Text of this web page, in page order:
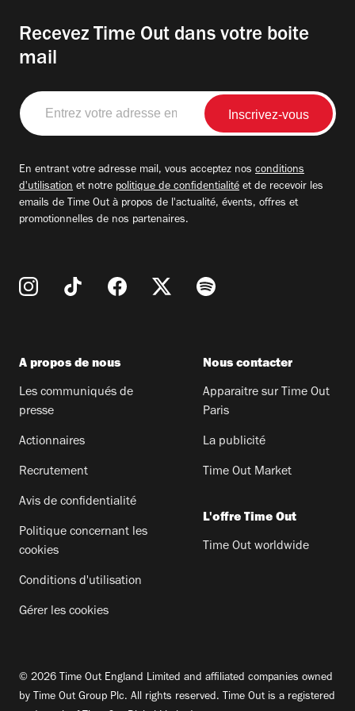
Recevez Time Out dans votre boite
mail
Entrez
votre
adresse
En entrant votre adresse mail, vous acceptez nos conditions
d'utilisation et notre politique de confidentialité et de recevoir les
emails de Time Out à propos de l'actualité, évents, offres et
promotionnelles de nos partenaires.
A propos de nous
Les communiqués de
presse
Actionnaires
Recrutement
Avis de confidentialité
Politique concernant les
cookies
Conditions d'utilisation
Gérer les cookies
Nous contacter
Apparaitre sur Time Out
Paris
La publicité
Time Out Market
L'offre Time Out
Time Out worldwide
© 2026 Time Out England Limited and affiliated companies owned
by Time Out Group Plc. All rights reserved. Time Out is a registered